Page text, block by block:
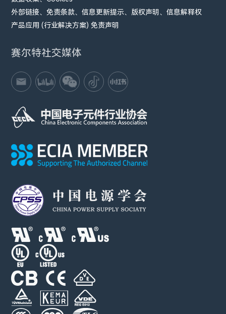
外部链接、免责条款、信息更新提示、版权声明、信息解释权
产品应用 (行业解决方案) 免责声明
赛尔特社交媒体